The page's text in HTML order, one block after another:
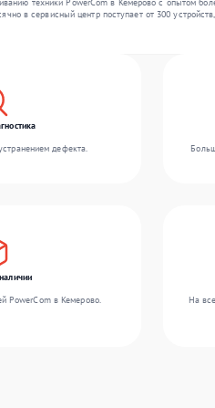
в сервисный центр поступает от 300
дефекта.
PowerCom в Кемерово.
На